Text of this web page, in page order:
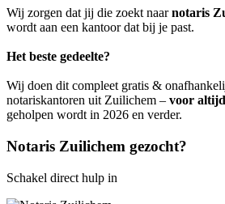
Wij zorgen dat jij die zoekt naarnotaris
wordt aan een kantoor dat bij je past.
Het beste gedeelte?
Wij doen dit compleet gratis &
notariskantoren uit Zuilichem – voor altijd
geholpen wordt in 2026 en verder.
Notaris Zuilichem gezocht?
Schakel direct hulp in